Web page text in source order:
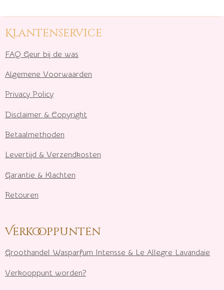
Klantenservice
FAQ Geur bij de was
Algemene Voorwaarden
Privacy Policy
Disclaimer & Copyright
Betaalmethoden
Levertijd & Verzendkosten
Garantie & Klachten
Retouren
Verkooppunten
Groothandel Wasparfum Intensse & Le Allegre Lavandaie
Verkooppunt worden?